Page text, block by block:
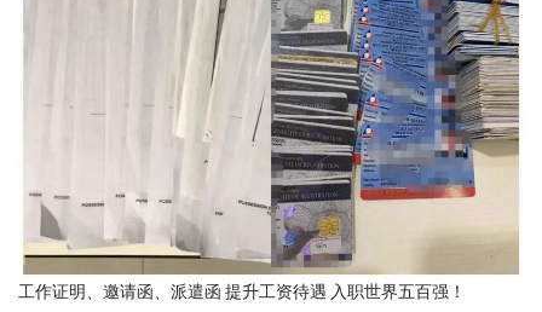
工作证明、邀请函、派遣函 提升工资待遇 入职世界五百强！